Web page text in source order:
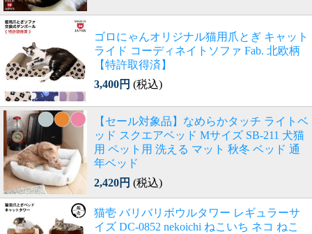
ゴロにゃんオリジナル猫用爪とぎ キャット
ライド コーディネイトソファ Fab. 北欧柄
【特許取得済】
3,400円 (税込)
【セール対象品】なめらかタッチ ライトベ
ッド スクエアベッド Mサイズ SB-211 犬猫
用 ペット用 洗える マット 秋冬 ベッド 通
年ベッド
2,420円 (税込)
猫壱 バリバリボウルタワー レギュラーサ
イズ DC-0852 nekoichi ねこいち ネコ ねこ